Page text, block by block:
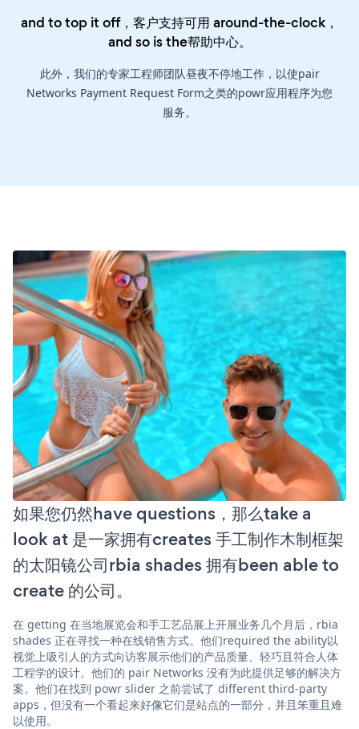
and to top it off，客户支持可用 around-the-clock，
and so is the帮助中心。
此外，我们的专家工程师团队昼夜不停地工作，以使pair
Networks Payment Request Form之类的powr应用程序为您
服务。
如果您仍然have questions，那么take a
look at 是一家拥有creates 手工制作木制框架
的太阳镜公司rbia shades 拥有been able to
create 的公司。
在 getting 在当地展览会和手工艺品展上开展业务几个月后，rbia
shades 正在寻找一种在线销售方式。他们required the ability以
视觉上吸引人的方式向访客展示他们的产品质量、轻巧且符合人体
工程学的设计。他们的 pair Networks 没有为此提供足够的解决方
案。他们在找到 powr slider 之前尝试了 different third-party
apps，但没有一个看起来好像它们是站点的一部分，并且笨重且难
以使用。